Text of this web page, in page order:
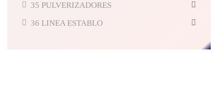
35 PULVERIZADORES
36 LINEA ESTABLO